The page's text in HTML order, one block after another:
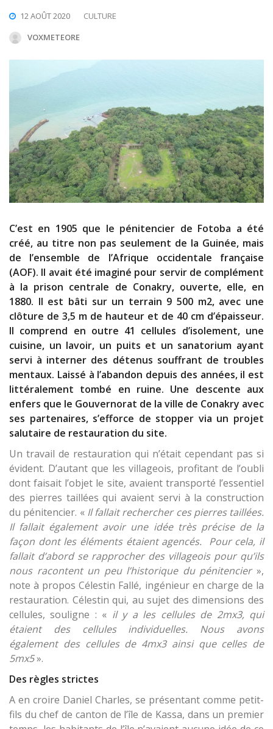
12 AOÛT 2020
CULTURE
VOXMETEORE
C’est en 1905 que le pénitencier de Fotoba a été
créé, au titre non pas seulement de la Guinée, mais
de l’ensemble de l’Afrique occidentale française
(AOF). Il avait été imaginé pour servir de complément
à la prison centrale de Conakry, ouverte, elle, en
1880. Il est bâti sur un terrain 9 500 m2, avec une
clôture de 3,5 m de hauteur et de 40 cm d’épaisseur.
Il comprend en outre 41 cellules d’isolement, une
cuisine, un lavoir, un puits et un sanatorium ayant
servi à interner des détenus souffrant de troubles
mentaux. Laissé à l’abandon depuis des années, il est
littéralement tombé en ruine. Une descente aux
enfers que le Gouvernorat de la ville de Conakry avec
ses partenaires, s’efforce de stopper via un projet
salutaire de restauration du site.
Un travail de restauration qui n’était cependant pas si
évident. D’autant que les villageois, profitant de l’oubli
dont faisait l’objet le site, avaient transporté l’essentiel
des pierres taillées qui avaient servi à la construction
du pénitencier. « Il fallait rechercher ces pierres taillées.
Il fallait également avoir une idée très précise de la
façon dont les éléments étaient agencés. Pour cela, il
fallait d’abord se rapprocher des villageois pour qu’ils
nous racontent un peu l’historique du pénitencier»,
note à propos Célestin Fallé, ingénieur en charge de la
restauration. Célestin qui, au sujet des dimensions des
cellules, souligne : « il y a les cellules de 2mx3, qui
étaient des cellules individuelles. Nous avons
également des cellules de 4mx3 ainsi que celles de
5mx5».
Des règles strictes
A en croire Daniel Charles, se présentant comme petit-
fils du chef de canton de l’île de Kassa, dans un premier